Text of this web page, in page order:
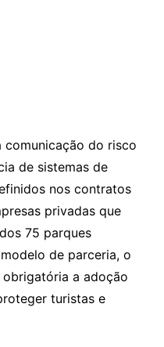
comunicação do risco
de sistemas de
nos contratos
privadas que
75 parques
de parceria, o
a adoção
turistas e